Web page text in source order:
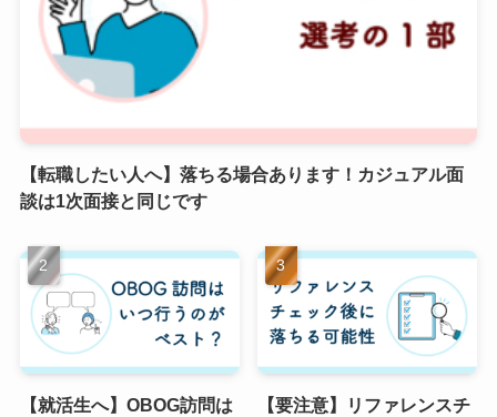
【転職したい人へ】落ちる場合あります！カジュアル面
談は1次面接と同じです
【就活生へ】OBOG訪問は
【要注意】リファレンスチ